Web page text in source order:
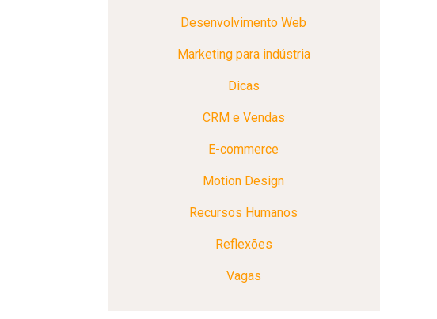
Desenvolvimento Web
Marketing para indústria
Dicas
CRM e Vendas
E-commerce
Motion Design
Recursos Humanos
Reflexões
Vagas